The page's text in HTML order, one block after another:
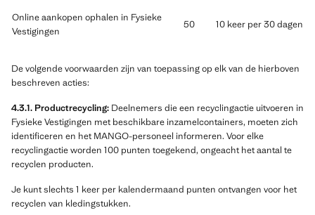
Online aankopen ophalen in Fysieke
Vestigingen
50 10 keer per 30 dagen
De volgende voorwaarden zijn van toepassing op elk van de hierboven
beschreven acties:
4.3.1. Productrecycling: Deelnemers die een recyclingactie uitvoeren in
Fysieke Vestigingen met beschikbare inzamelcontainers, moeten zich
identificeren en het MANGO-personeel informeren. Voor elke
recyclingactie worden 100 punten toegekend, ongeacht het aantal te
recyclen producten.
Je kunt slechts 1 keer per kalendermaand punten ontvangen voor het
recyclen van kledingstukken.